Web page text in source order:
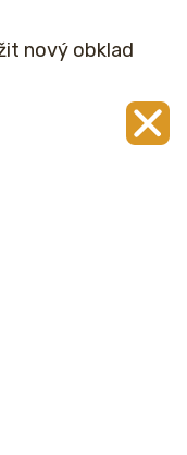
nový obklad